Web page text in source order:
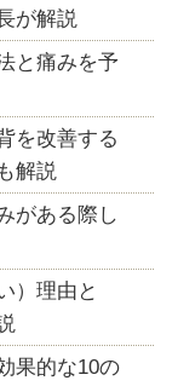
が解説
と痛みを予
を改善する
解説
がある際し
）理由と
果的な10の